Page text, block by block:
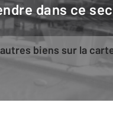
dans ce
biens sur la